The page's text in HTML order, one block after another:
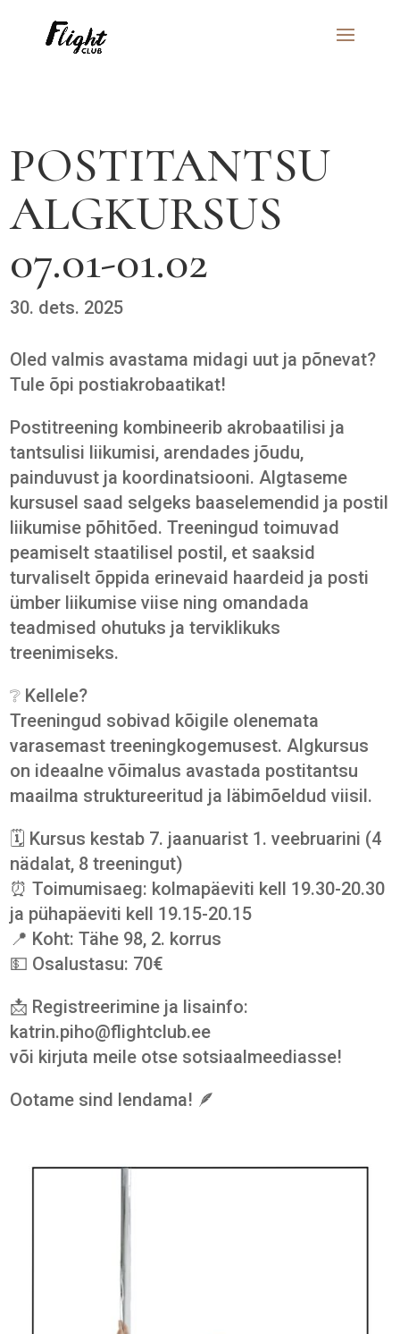
POSTITANTSU
ALGKURSUS
07.01-01.02
30. dets. 2025
Oled valmis avastama midagi uut ja põnevat?
Tule õpi postiakrobaatikat!
Postitreening kombineerib akrobaatilisi ja
tantsulisi liikumisi, arendades jõudu,
painduvust ja koordinatsiooni. Algtaseme
kursusel saad selgeks baaselemendid ja postil
liikumise põhitõed. Treeningud toimuvad
peamiselt staatilisel postil, et saaksid
turvaliselt õppida erinevaid haardeid ja posti
ümber liikumise viise ning omandada
teadmised ohutuks ja terviklikuks
treenimiseks.
❔ Kellele?
Treeningud sobivad kõigile olenemata
varasemast treeningkogemusest. Algkursus
on ideaalne võimalus avastada postitantsu
maailma struktureeritud ja läbimõeldud viisil.
🗓️ Kursus kestab 7. jaanuarist 1. veebruarini (4
nädalat, 8 treeningut)
⏰ Toimumisaeg: kolmapäeviti kell 19.30-20.30
ja pühapäeviti kell 19.15-20.15
📍 Koht: Tähe 98, 2. korrus
💵 Osalustasu: 70€
📩 Registreerimine ja lisainfo:
katrin.piho@flightclub.ee
või kirjuta meile otse sotsiaalmeediasse!
Ootame sind lendama! 🪶